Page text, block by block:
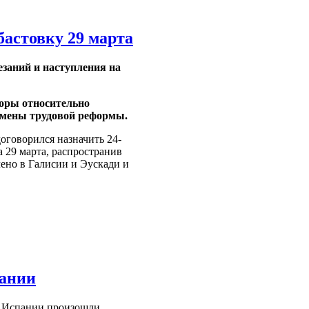
29 марта
и наступления на
относительно
трудовой реформы.
назначить 24-
марта, распространив
в Галисии и Эускади и